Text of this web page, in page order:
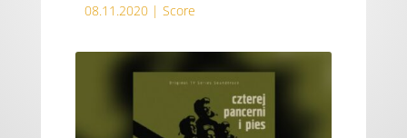
08.11.2020 | Score